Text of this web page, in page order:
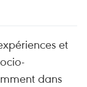
et
dans